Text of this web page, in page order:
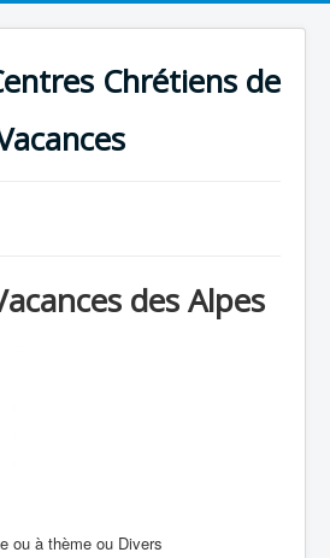
Chrétiens de
DE VACANCES .
DE VACANCES 2026
des Alpes
ou à thème ou Divers